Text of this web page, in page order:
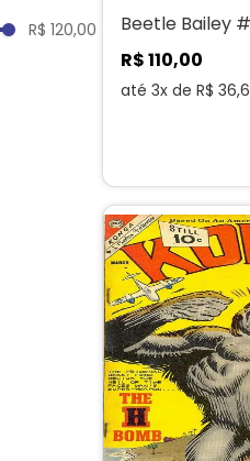
R$ 120,00
Beetle Bailey
R$110,00
até 3x de R$ 36,